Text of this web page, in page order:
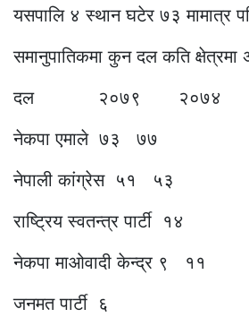
यसपालि ४ स्थान घटेर ७३ मामात्र
समानुपातिकमा कुन दल कति क्षेत्रमा
दल २०७९ २०७४
नेकपा एमाले ७३ ७७
नेपाली कांग्रेस ५१ ५३
राष्ट्रिय स्वतन्त्र पार्टी १४
नेकपा माओवादी केन्द्र ९ ११
जनमत पार्टी ६